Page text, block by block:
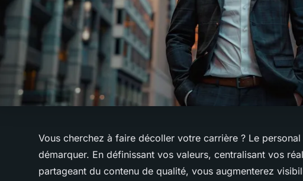
Vous cherchez à faire décoller votre carrière ? Le
démarquer. En définissant vos valeurs, centralisant vos
partageant du contenu de qualité, vous augmenterez